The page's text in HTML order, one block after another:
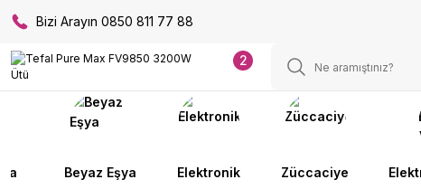
Bizi Arayın 0850 811 77 88
2
Beyaz Eşya Elektronik Züccaciye